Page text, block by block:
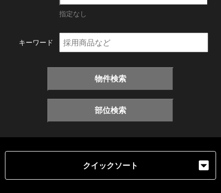
指定なし
キーワード
物件検索
部位検索
クイックソート